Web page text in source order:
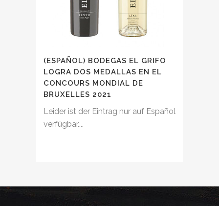
(ESPAÑOL) BODEGAS EL GRIFO
LOGRA DOS MEDALLAS EN EL
CONCOURS MONDIAL DE
BRUXELLES 2021
Leider ist der Eintrag nur auf Español
verfügbar....